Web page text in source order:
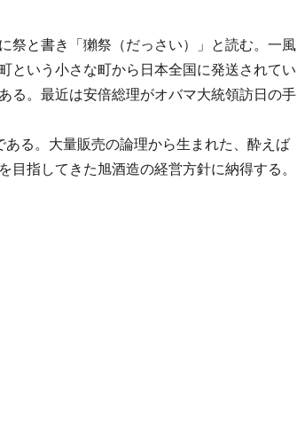
祭と書き「獺祭（だっさい）」と読む。一風
という小さな町から日本全国に発送されてい
る。最近は安倍総理がオバマ大統領訪日の手
る。大量販売の論理から生まれた、酔えば
指してきた旭酒造の経営方針に納得する。